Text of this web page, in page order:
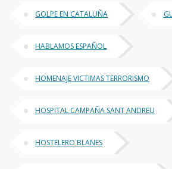
GOLPE EN CATALUÑA
HABLAMOS ESPAÑOL
HOMENAJE VICTIMAS TERRORISMO
HOSPITAL CAMPAÑA SANT ANDREU
HOSTELERO BLANES